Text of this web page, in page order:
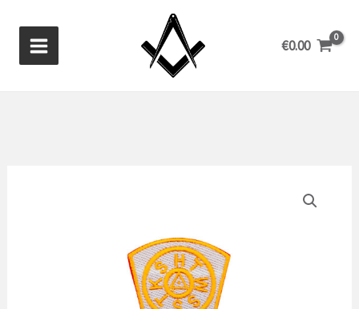
€0.00